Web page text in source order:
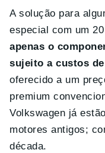
A solução para
especial com um
apenas o
sujeito a custos de
oferecido a um
premium
Volkswagen já
motores antigos;
década.